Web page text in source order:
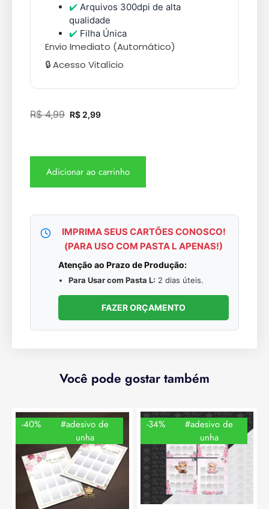
✔️ Arquivos 300dpi de alta
qualidade
✔️ Filha Única
Envio Imediato (Automático)
🔒 Acesso Vitalício
R$4,99 R$ 2,99
Adicionar ao carrinho
IMPRIMA SEUS CARTÕES CONOSCO!
(PARA USO COM PASTA L APENAS!)
Atenção ao Prazo de Produção:
Para Usar com Pasta L: 2 dias úteis.
FAZER ORÇAMENTO
Você pode gostar também
-40%
#adesivo de
unha
-34%
#adesivo de
unha